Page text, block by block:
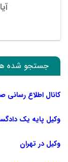
جستجو شده
کانال اطلاع رسانی
وکیل پایه یک
وکیل در تهران